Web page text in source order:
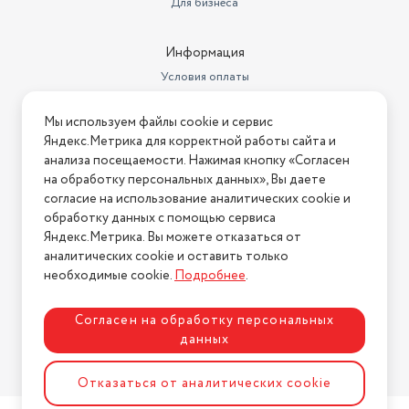
После самоочистки, пожалуйста, своевременно очистите
резервуар для грязной воды
Автоматическая сушка щетки
щетки, продлевая срок его службы.
воды ионами серебра, с
есть
Дополнительно
бесщеточный мощный BLDC
мотор, кнопка распыление
воды на ручке, сменный
аккумулятор, степень защиты
IPX8
Насадки в комплекте
турбощетка
Мощность всасывания
200 Вт
Дополнительные функции
функция сбора жидкостей
Информация
Условия оплаты
Условия возврата
Нашли ошибку на сайте? Напишите нам
2026 © Интернет-магазин "АстМаркет". У нас есть всё!
Политика конфиденциальности
Разработка сайтаASTDESIGN
Мы используем файлы cookie и сервис
Яндекс.Метрика для корректной работы сайта и
анализа посещаемости. Нажимая кнопку «Согласен
на обработку персональных данных», Вы даете
согласие на использование аналитических cookie и
обработку данных с помощью сервиса
Яндекс.Метрика. Вы можете отказаться от
аналитических cookie и оставить только
необходимые cookie.Подробнее.
Согласен на обработку персональных
данных
Отказаться от аналитических cookie